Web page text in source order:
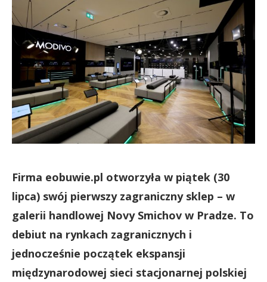
Firma eobuwie.pl otworzyła w piątek (30
lipca) swój pierwszy zagraniczny sklep – w
galerii handlowej Novy Smichov w Pradze. To
debiut na rynkach zagranicznych i
jednocześnie początek ekspansji
międzynarodowej sieci stacjonarnej polskiej